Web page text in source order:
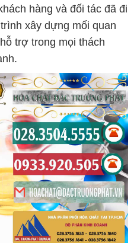
hàng và đối tác đã đi
xây dựng mối quan
trợ trong mọi thách